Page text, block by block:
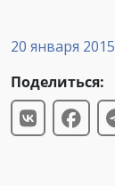
20 января 2015
Поделиться: